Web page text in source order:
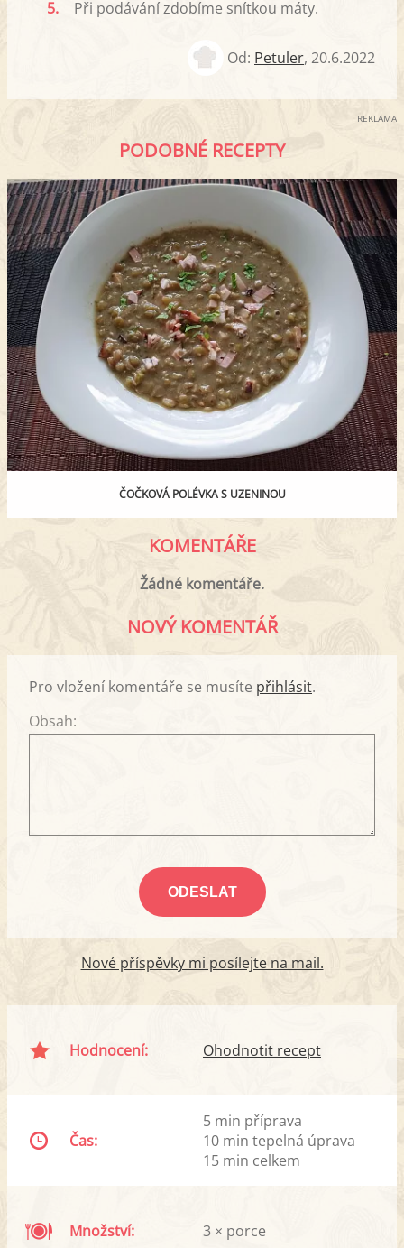
5. Při podávání zdobíme snítkou máty.
Od: Petuler, 20.6.2022
REKLAMA
PODOBNÉ RECEPTY
ČOČKOVÁ POLÉVKA S UZENINOU
KOMENTÁŘE
Žádné komentáře.
NOVÝ KOMENTÁŘ
Pro vložení komentáře se musíte přihlásit.
Obsah:
Nové příspěvky mi posílejte na mail.
Hodnocení: Ohodnotit recept
Čas:
5 min příprava
10 min tepelná úprava
15 min celkem
Množství: 3 × porce